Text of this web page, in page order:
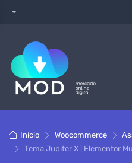
Início Woocommerce
Tema Jupiter X | Elementor